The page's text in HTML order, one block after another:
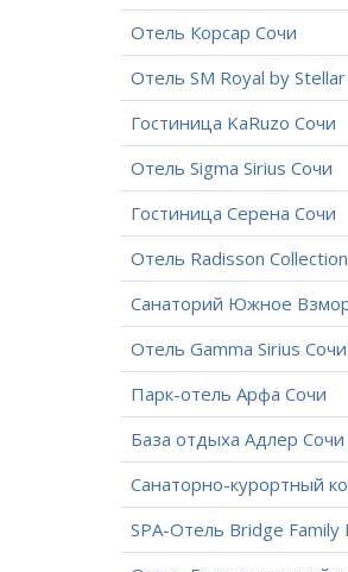
Отель Корсар Сочи
Отель SM Royal by
Гостиница KaRuzo Сочи
Отель Sigma Sirius Сочи
Гостиница Серена Сочи
Отель Radisson
Санаторий Южное
Отель Gamma Sirius Сочи
Парк-отель Арфа Сочи
База отдыха Адлер Сочи
Санаторно-курортный
SPA-Отель Bridge Family